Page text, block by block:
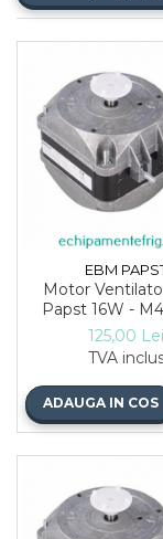
EBM
Motor
Papst 16W -
CF01-75
125,00 Lei
TVA
ADAUGA IN COS